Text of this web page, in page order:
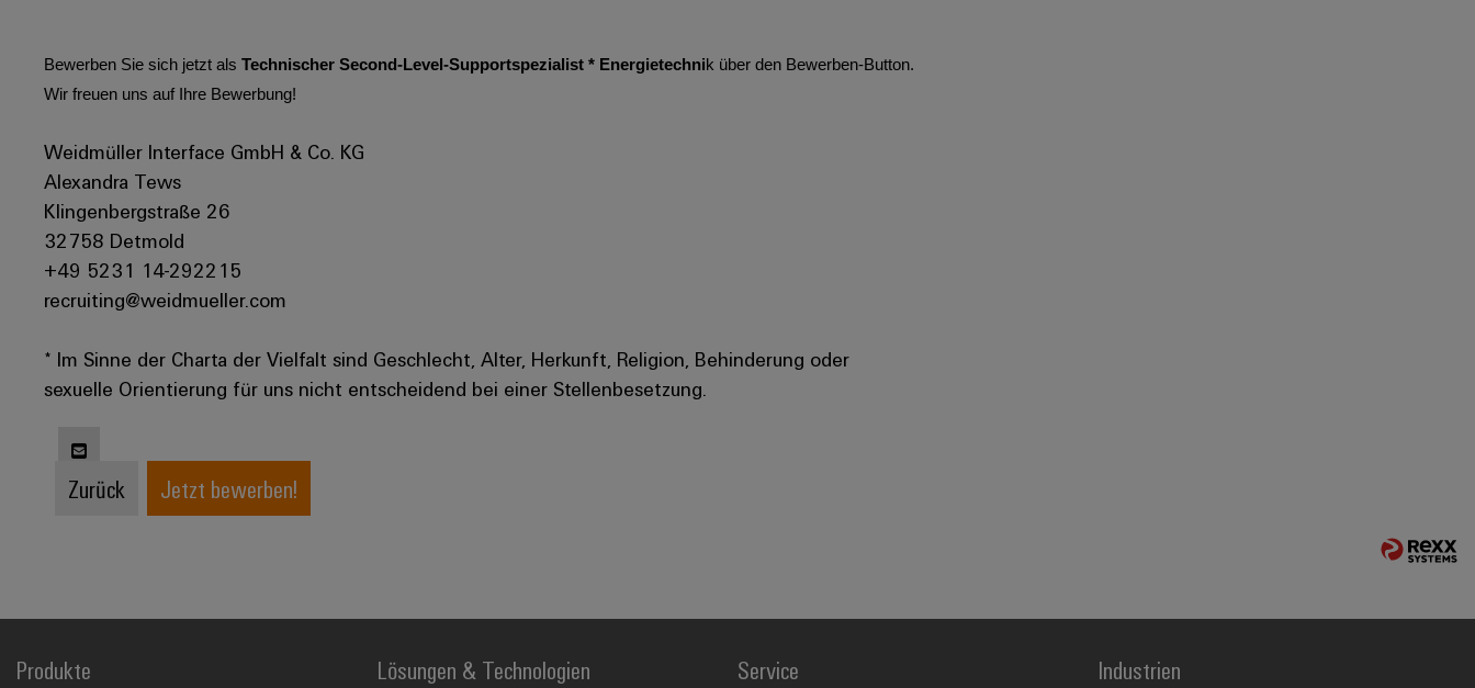
Bewerben Sie sich jetzt als Technischer Second-Level-Supportspezialist * Energietechnik über den Bewerben-Button.
Wir freuen uns auf Ihre Bewerbung!
Weidmüller Interface GmbH & Co. KG
Alexandra Tews
Klingenbergstraße 26
32758 Detmold
+49 5231 14-292215
recruiting@weidmueller.com
* Im Sinne der Charta der Vielfalt sind Geschlecht, Alter, Herkunft, Religion, Behinderung oder
sexuelle Orientierung für uns nicht entscheidend bei einer Stellenbesetzung.
Zurück Jetzt bewerben!
Produkte Lösungen & Technologien Service Industrien